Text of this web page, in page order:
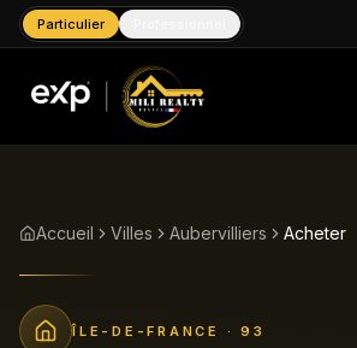
Particulier
Accueil Villes Aubervilliers Acheter
ÎLE-DE-FRANCE · 93